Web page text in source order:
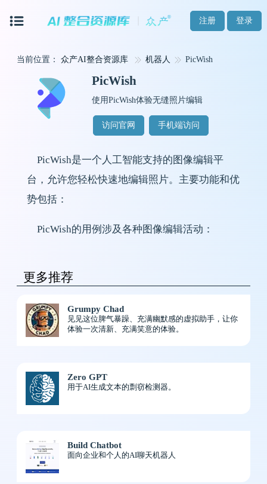
注册 登录
当前位置： 众产AI整合资源库 机器人 PicWish
PicWish
使用PicWish体验无缝照片编辑
访问官网 手机端访问
PicWish是一个人工智能支持的图像编辑平
台，允许您轻松快速地编辑照片。主要功能和优
势包括：
PicWish的用例涉及各种图像编辑活动：
更多推荐
Grumpy Chad
见见这位脾气暴躁、充满幽默感的虚拟助手，让你
体验一次清新、充满笑意的体验。
Zero GPT
用于AI生成文本的剽窃检测器。
Build Chatbot
面向企业和个人的AI聊天机器人